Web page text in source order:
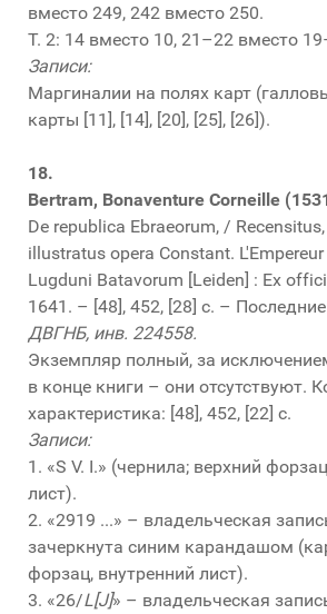
вместо 249, 242 вместо 250.
Т. 2: 14 вместо 10, 21–22 вместо
Записи:
Маргиналии на полях карт
карты [11], [14], [20], [25], [26]).
18.
Bertram, Bonaventure Corneille
De republica Ebraeorum, /
illustratus opera Constant.
Lugduni Batavorum [Leiden] : Ex
1641. – [48], 452, [28] с. –
ДВГНБ, инв. 224558.
Экземпляр полный, за
в конце книги – они отсутствуют.
характеристика: [48], 452, [22] с.
Записи:
1. «S V. I.» (чернила; верхний
лист).
2. «2919 ...» – владельческая
зачеркнута синим карандашом
форзац, внутренний лист).
3. «26/L[J]» – владельческая